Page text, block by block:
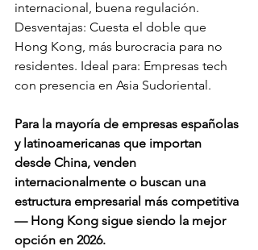
internacional, buena regulación.
Desventajas: Cuesta el doble que
Hong Kong, más burocracia para no
residentes. Ideal para: Empresas tech
con presencia en Asia Sudoriental.
Para la mayoría de empresas españolas
y latinoamericanas que importan
desde China, venden
internacionalmente o buscan una
estructura empresarial más competitiva
— Hong Kong sigue siendo la mejor
opción en 2026.